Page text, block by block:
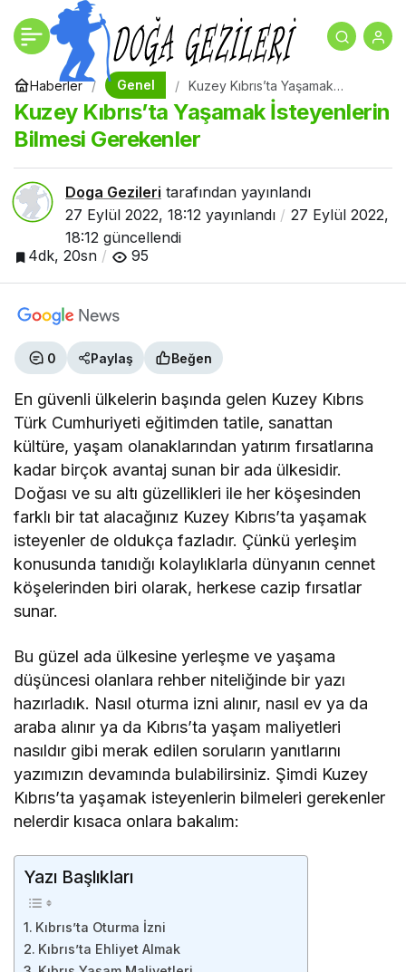
Haberler Genel
Kuzey Kıbrıs’ta Yaşamak
İsteyenlerin Bilmesi Gerekenler
Kuzey Kıbrıs’ta Yaşamak İsteyenlerin
Bilmesi Gerekenler
Doga Gezileri tarafından yayınlandı
27 Eylül 2022, 18:12 yayınlandı
27 Eylül 2022,
18:12 güncellendi
4dk, 20sn
95
0 Paylaş Beğen
En güvenli ülkelerin başında gelen Kuzey Kıbrıs
Türk Cumhuriyeti eğitimden tatile, sanattan
kültüre, yaşam olanaklarından yatırım fırsatlarına
kadar birçok avantaj sunan bir ada ülkesidir.
Doğası ve su altı güzellikleri ile her köşesinden
farklı bir tat alacağınız Kuzey Kıbrıs’ta yaşamak
isteyenler de oldukça fazladır. Çünkü yerleşim
konusunda tanıdığı kolaylıklarla dünyanın cennet
köşelerinden biri olarak, herkese cazip fırsatlar
sunar.
Bu güzel ada ülkesine yerleşme ve yaşama
düşüncesi olanlara rehber niteliğinde bir yazı
hazırladık. Nasıl oturma izni alınır, nasıl ev ya da
araba alınır ya da Kıbrıs’ta yaşam maliyetleri
nasıldır gibi merak edilen soruların yanıtlarını
yazımızın devamında bulabilirsiniz. Şimdi Kuzey
Kıbrıs’ta yaşamak isteyenlerin bilmeleri gerekenler
nelerdir kısaca onlara bakalım:
Yazı Başlıkları
Kıbrıs’ta Oturma İzni
Kıbrıs’ta Ehliyet Almak
Kuzey Kıbrıs’ta Yaşamak
İsteyenlerin Bilmesi
Gerekenler
+ 0